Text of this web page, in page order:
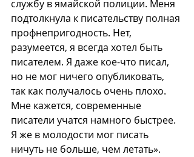
службу в ямайской полиции. Меня
подтолкнула к писательству полная
профнепригодность. Нет,
разумеется, я всегда хотел быть
писателем. Я даже кое-что писал,
но не мог ничего опубликовать,
так как получалось очень плохо.
Мне кажется, современные
писатели учатся намного быстрее.
Я же в молодости мог писать
ничуть не больше, чем летать».